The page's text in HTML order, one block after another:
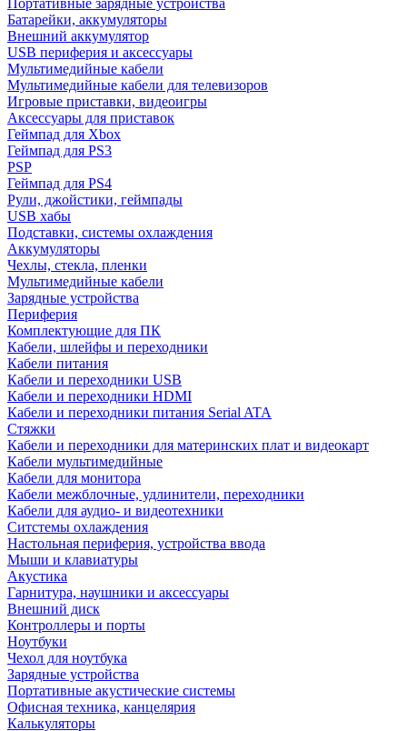
Портативные зарядные устройства
Батарейки, аккумуляторы
Внешний аккумулятор
USB периферия и аксессуары
Мультимедийные кабели
Мультимедийные кабели для телевизоров
Игровые приставки, видеоигры
Аксессуары для приставок
Геймпад для Xbox
Геймпад для PS3
PSP
Геймпад для PS4
Рули, джойстики, геймпады
USB хабы
Подставки, системы охлаждения
Аккумуляторы
Чехлы, стекла, пленки
Мультимедийные кабели
Зарядные устройства
Периферия
Комплектующие для ПК
Кабели, шлейфы и переходники
Кабели питания
Кабели и переходники USB
Кабели и переходники HDMI
Кабели и переходники питания Serial ATA
Стяжки
Кабели и переходники для материнских плат и видеокарт
Кабели мультимедийные
Кабели для монитора
Кабели межблочные, удлинители, переходники
Кабели для аудио- и видеотехники
Ситстемы охлаждения
Настольная периферия, устройства ввода
Мыши и клавиатуры
Акустика
Гарнитура, наушники и аксессуары
Внешний диск
Контроллеры и порты
Ноутбуки
Чехол для ноутбука
Зарядные устройства
Портативные акустические системы
Офисная техника, канцелярия
Калькуляторы